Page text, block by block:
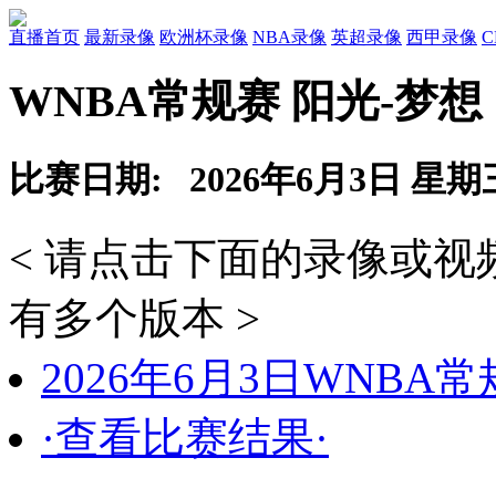
直播首页 最新录像 欧洲杯录像 NBA录像 英超录像 西甲录像
WNBA常规赛 阳光-梦想
比赛日期: 2026年6月3日 星期
< 请点击下面的录像或
有多个版本 >
2026年6月3日WNBA
·查看比赛结果·